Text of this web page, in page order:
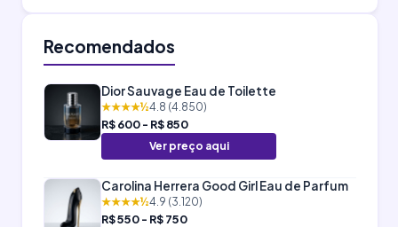
Recomendados
Dior Sauvage Eau de Toilette
★★★★½4.8 (4.850)
R$ 600 - R$ 850
Ver preço aqui
Carolina Herrera Good Girl Eau de Parfum
★★★★½4.9 (3.120)
R$ 550 - R$ 750